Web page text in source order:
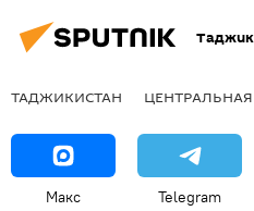
ТАДЖИКИСТАН
Макс Telegram